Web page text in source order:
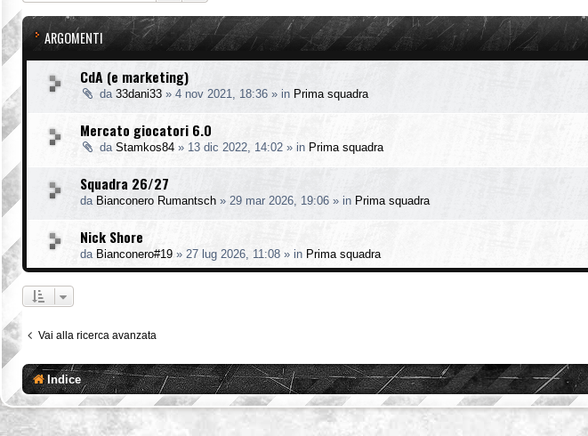
ARGOMENTI
CdA (e marketing)
da 33dani33 » 4 nov 2021, 18:36 » in Prima squadra
Mercato giocatori 6.0
da Stamkos84 » 13 dic 2022, 14:02 » in Prima squadra
Squadra 26/27
da Bianconero Rumantsch » 29 mar 2026, 19:06 » in Prima squadra
Nick Shore
da Bianconero#19 » 27 lug 2026, 11:08 » in Prima squadra
Vai alla ricerca avanzata
Indice